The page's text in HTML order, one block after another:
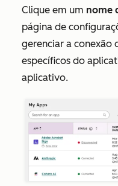
Clique em um nome
página de
gerenciar a conexão
específicos do
aplicativo.